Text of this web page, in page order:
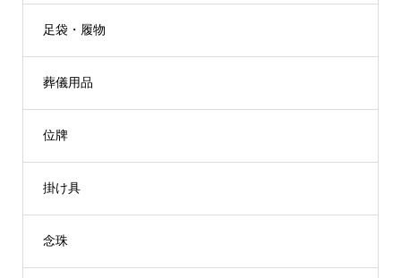
足袋・履物
葬儀用品
位牌
掛け具
念珠